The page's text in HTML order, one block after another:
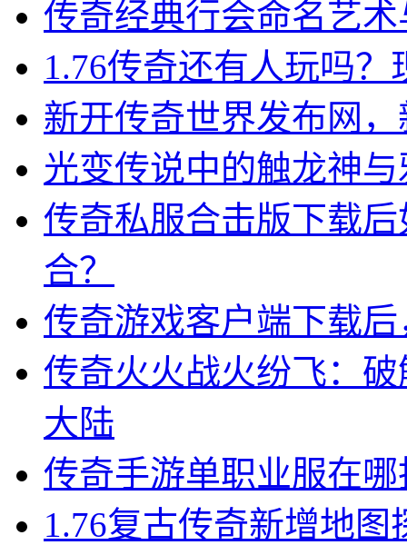
传奇经典行会命名艺
1.76传奇还有人玩吗
新开传奇世界发布网
光变传说中的触龙神
传奇私服合击版下载
合？
传奇游戏客户端下载
传奇火火战火纷飞：
大陆
传奇手游单职业服在
1.76复古传奇新增地